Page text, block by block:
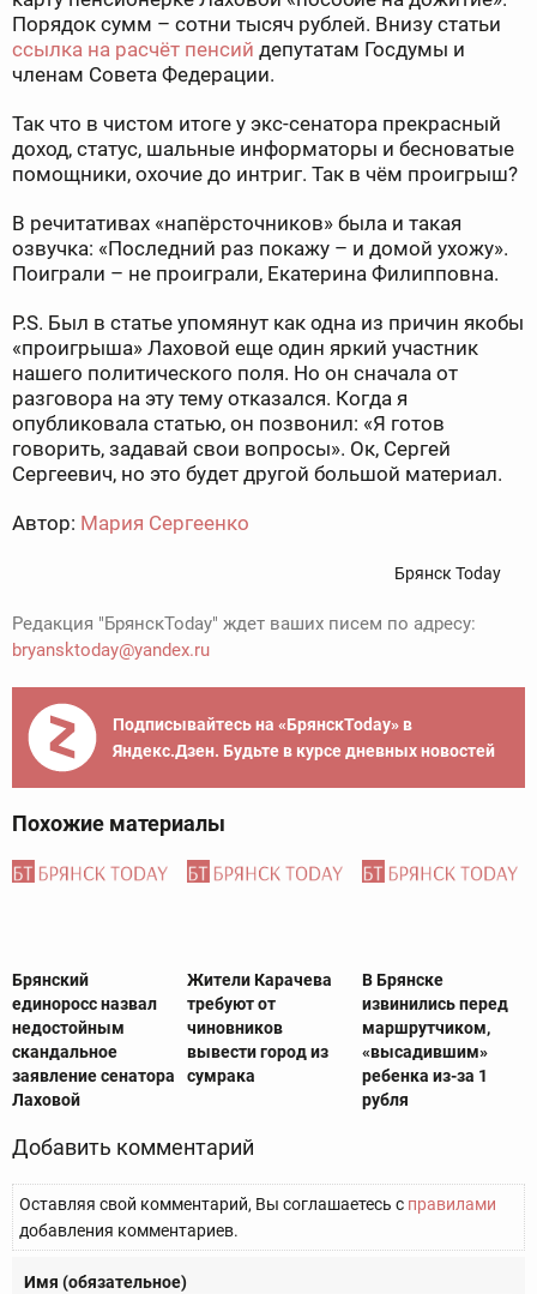
Порядок сумм – сотни тысяч рублей. Внизу статьи
ссылка на расчёт пенсий депутатам Госдумы и
членам Совета Федерации.
Так что в чистом итоге у экс-сенатора прекрасный
доход, статус, шальные информаторы и бесноватые
помощники, охочие до интриг. Так в чём проигрыш?
В речитативах «напёрсточников» была и такая
озвучка: «Последний раз покажу – и домой ухожу».
Поиграли – не проиграли, Екатерина Филипповна.
P.S. Был в статье упомянут как одна из причин якобы
«проигрыша» Лаховой еще один яркий участник
нашего политического поля. Но он сначала от
разговора на эту тему отказался. Когда я
опубликовала статью, он позвонил: «Я готов
говорить, задавай свои вопросы». Ок, Сергей
Сергеевич, но это будет другой большой материал.
Автор: Мария Сергеенко
Брянск Today
Редакция "БрянскToday" ждет ваших писем по адресу:
bryansktoday@yandex.ru
Подписывайтесь на «БрянскToday» в
Яндекс.Дзен. Будьте в курсе дневных новостей
Похожие материалы
Брянский
единоросс назвал
недостойным
скандальное
заявление сенатора
Лаховой
Жители Карачева
требуют от
чиновников
вывести город из
сумрака
В Брянске
извинились перед
маршрутчиком,
«высадившим»
ребенка из-за 1
рубля
Добавить комментарий
Оставляя свой комментарий, Вы соглашаетесь с правилами
добавления комментариев.
Имя (обязательное)